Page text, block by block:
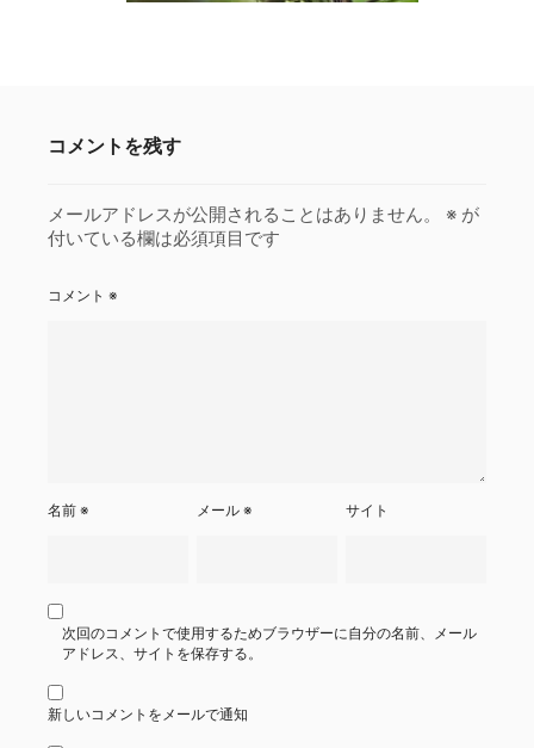
コメントを残す
メールアドレスが公開されることはありません。 ※ が
付いている欄は必須項目です
コメント ※
名前 ※ メール※ サイト
次回のコメントで使用するためブラウザーに自分の名前、メール
アドレス、サイトを保存する。
新しいコメントをメールで通知